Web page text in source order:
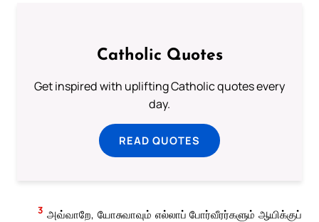
Catholic Quotes
Get inspired with uplifting Catholic quotes every
day.
READ QUOTES
3 அவ்வாறே, யோசுவாவும் எல்லாப் போர்வீரர்களும் ஆயிக்குப்